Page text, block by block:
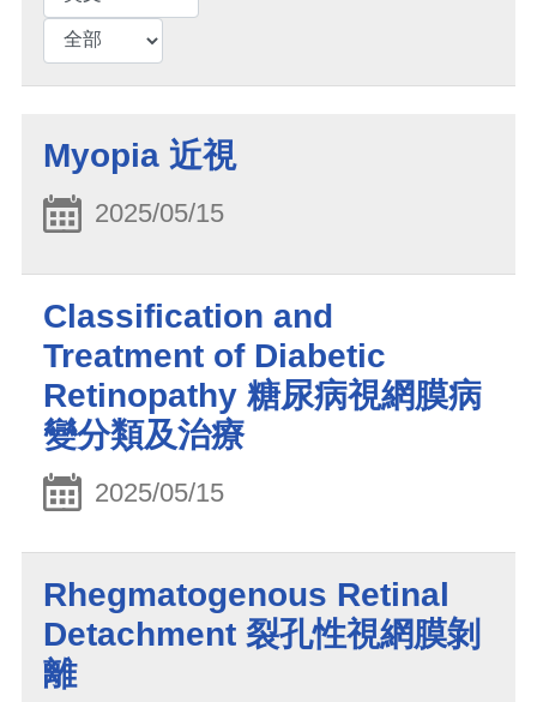
Myopia 近視
2025/05/15
Classification and
Treatment of Diabetic
Retinopathy 糖尿病視網膜病
變分類及治療
2025/05/15
Rhegmatogenous Retinal
Detachment 裂孔性視網膜剝
離